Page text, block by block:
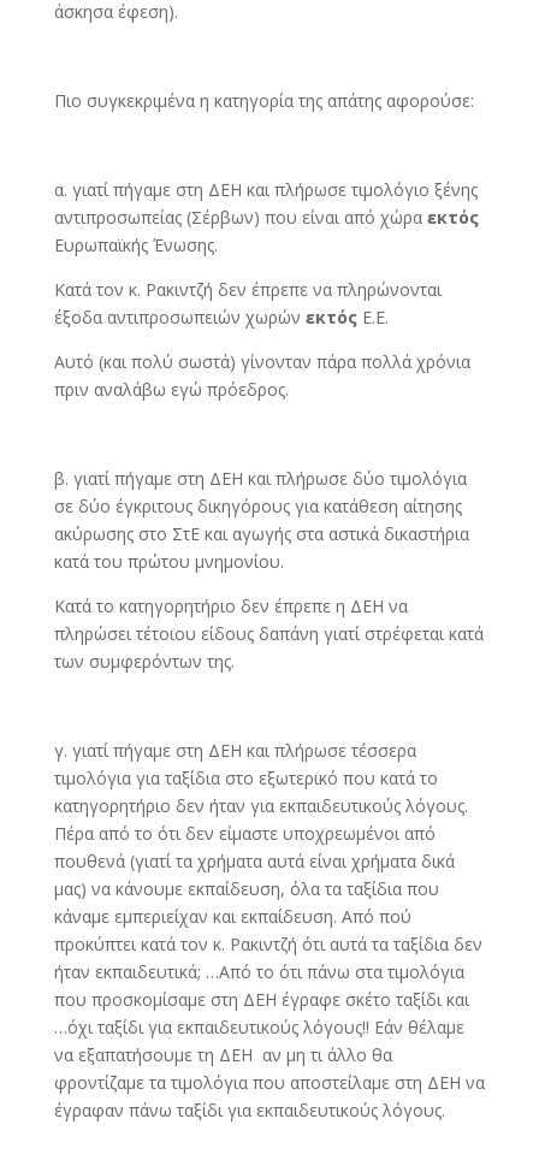
άσκησα έφεση).
Πιο συγκεκριμένα η κατηγορία της απάτης αφορούσε:
α. γιατί πήγαμε στη ΔΕΗ και πλήρωσε τιμολόγιο ξένης
αντιπροσωπείας (Σέρβων) που είναι από χώρα εκτός
Ευρωπαϊκής Ένωσης.
Κατά τον κ. Ρακιντζή δεν έπρεπε να πληρώνονται
έξοδα αντιπροσωπειών χωρών εκτόςΕ.Ε.
Αυτό (και πολύ σωστά) γίνονταν πάρα πολλά χρόνια
πριν αναλάβω εγώ πρόεδρος.
β. γιατί πήγαμε στη ΔΕΗ και πλήρωσε δύο τιμολόγια
σε δύο έγκριτους δικηγόρους για κατάθεση αίτησης
ακύρωσης στο ΣτΕ και αγωγής στα αστικά δικαστήρια
κατά του πρώτου μνημονίου.
Κατά το κατηγορητήριο δεν έπρεπε η ΔΕΗ να
πληρώσει τέτοιου είδους δαπάνη γιατί στρέφεται κατά
των συμφερόντων της.
γ. γιατί πήγαμε στη ΔΕΗ και πλήρωσε τέσσερα
τιμολόγια για ταξίδια στο εξωτερικό που κατά το
κατηγορητήριο δεν ήταν για εκπαιδευτικούς λόγους.
Πέρα από το ότι δεν είμαστε υποχρεωμένοι από
πουθενά (γιατί τα χρήματα αυτά είναι χρήματα δικά
μας) να κάνουμε εκπαίδευση, όλα τα ταξίδια που
κάναμε εμπεριείχαν και εκπαίδευση. Από πού
προκύπτει κατά τον κ. Ρακιντζή ότι αυτά τα ταξίδια δεν
ήταν εκπαιδευτικά; …Από το ότι πάνω στα τιμολόγια
που προσκομίσαμε στη ΔΕΗ έγραφε σκέτο ταξίδι και
…όχι ταξίδι για εκπαιδευτικούς λόγους!! Εάν θέλαμε
να εξαπατήσουμε τη ΔΕΗ αν μη τι άλλο θα
φροντίζαμε τα τιμολόγια που αποστείλαμε στη ΔΕΗ να
έγραφαν πάνω ταξίδι για εκπαιδευτικούς λόγους.